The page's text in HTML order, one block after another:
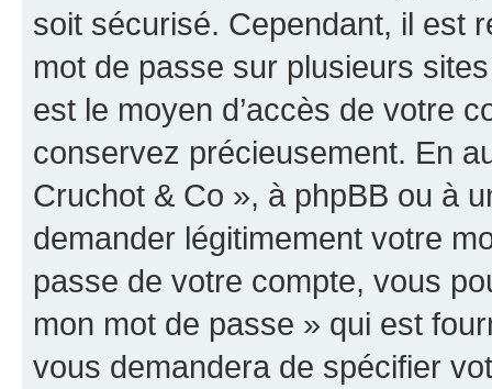
soit sécurisé. Cependant, il est
mot de passe sur plusieurs
est le moyen d’accès de votre
conservez précieusement. En
Cruchot & Co », à phpBB ou à
demander légitimement votre
passe de votre compte, vous
mon mot de passe » qui est
vous demandera de spécifier